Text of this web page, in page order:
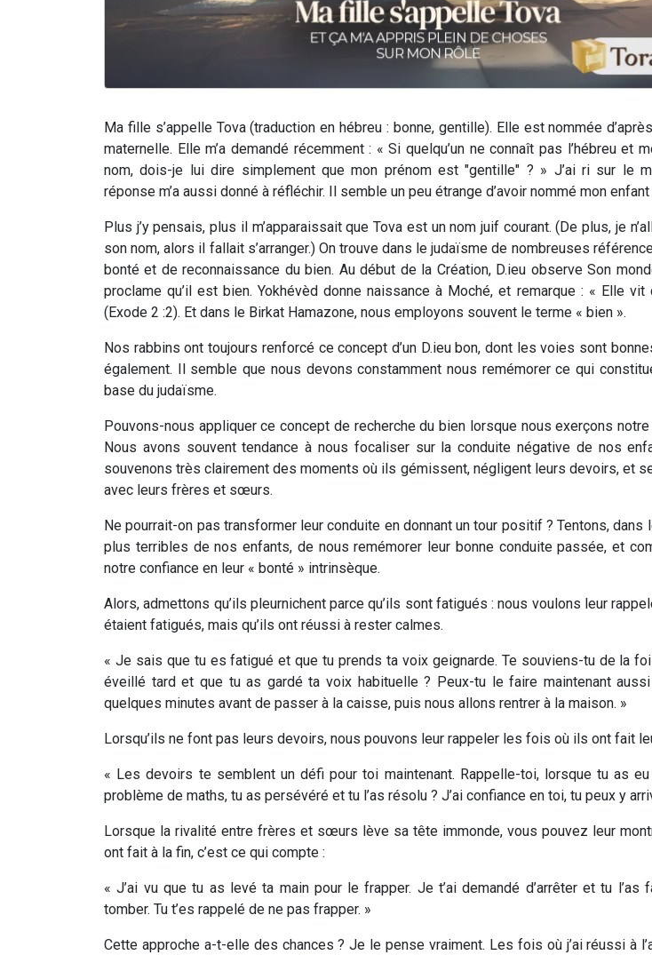
Ma fille s’appelle Tova (traduction en hébreu : bonne, gentille). Elle est nommée
maternelle. Elle m’a demandé récemment : « Si quelqu’un ne connaît pas l’hébreu et
nom, dois-je lui dire simplement que mon prénom est "gentille" ? » J’ai ri sur le
réponse m’a aussi donné à réfléchir. Il semble un peu étrange d’avoir nommé mon enfant
Plus j’y pensais, plus il m’apparaissait que Tova est un nom juif courant. (De plus, je
son nom, alors il fallait s’arranger.) On trouve dans le judaïsme de nombreuses
bonté et de reconnaissance du bien. Au début de la Création, D.ieu observe Son
proclame qu’il est bien. Yokhévèd donne naissance à Moché, et remarque : « Elle vit
(Exode 2 :2). Et dans le Birkat Hamazone, nous employons souvent le terme « bien ».
Nos rabbins ont toujours renforcé ce concept d’un D.ieu bon, dont les voies sont
également. Il semble que nous devons constamment nous remémorer ce qui
base du judaïsme.
Pouvons-nous appliquer ce concept de recherche du bien lorsque nous exerçons
Nous avons souvent tendance à nous focaliser sur la conduite négative de nos
souvenons très clairement des moments où ils gémissent, négligent leurs devoirs, et
avec leurs frères et sœurs.
Ne pourrait-on pas transformer leur conduite en donnant un tour positif ? Tentons, dans
plus terribles de nos enfants, de nous remémorer leur bonne conduite passée, et
notre confiance en leur « bonté » intrinsèque.
Alors, admettons qu’ils pleurnichent parce qu’ils sont fatigués : nous voulons leur
étaient fatigués, mais qu’ils ont réussi à rester calmes.
« Je sais que tu es fatigué et que tu prends ta voix geignarde. Te souviens-tu de la
éveillé tard et que tu as gardé ta voix habituelle ? Peux-tu le faire maintenant
quelques minutes avant de passer à la caisse, puis nous allons rentrer à la maison. »
Lorsqu’ils ne font pas leurs devoirs, nous pouvons leur rappeler les fois où ils ont fait
« Les devoirs te semblent un défi pour toi maintenant. Rappelle-toi, lorsque tu as
problème de maths, tu as persévéré et tu l’as résolu ? J’ai confiance en toi, tu peux y
Lorsque la rivalité entre frères et sœurs lève sa tête immonde, vous pouvez leur
ont fait à la fin, c’est ce qui compte :
« J’ai vu que tu as levé ta main pour le frapper. Je t’ai demandé d’arrêter et tu l’as
tomber. Tu t’es rappelé de ne pas frapper. »
Cette approche a-t-elle des chances ? Je le pense vraiment. Les fois où j’ai réussi à